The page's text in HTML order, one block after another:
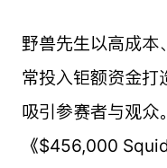
野兽先生以高成本
常投入钜额资金打
吸引参赛者与观众
《$456,000